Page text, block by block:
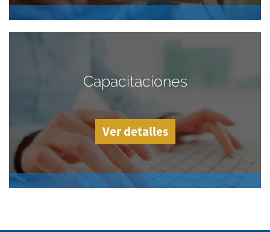
Capacitaciones
Ver detalles